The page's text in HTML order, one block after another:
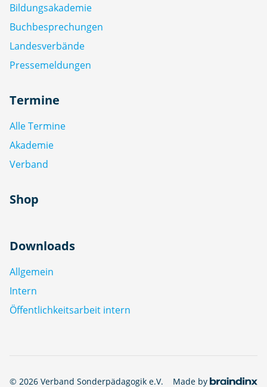
Bildungsakademie
Buchbesprechungen
Landesverbände
Pressemeldungen
Termine
Alle Termine
Akademie
Verband
Shop
Downloads
Allgemein
Intern
Öffentlichkeitsarbeit intern
© 2026 Verband Sonderpädagogik e.V. Made by